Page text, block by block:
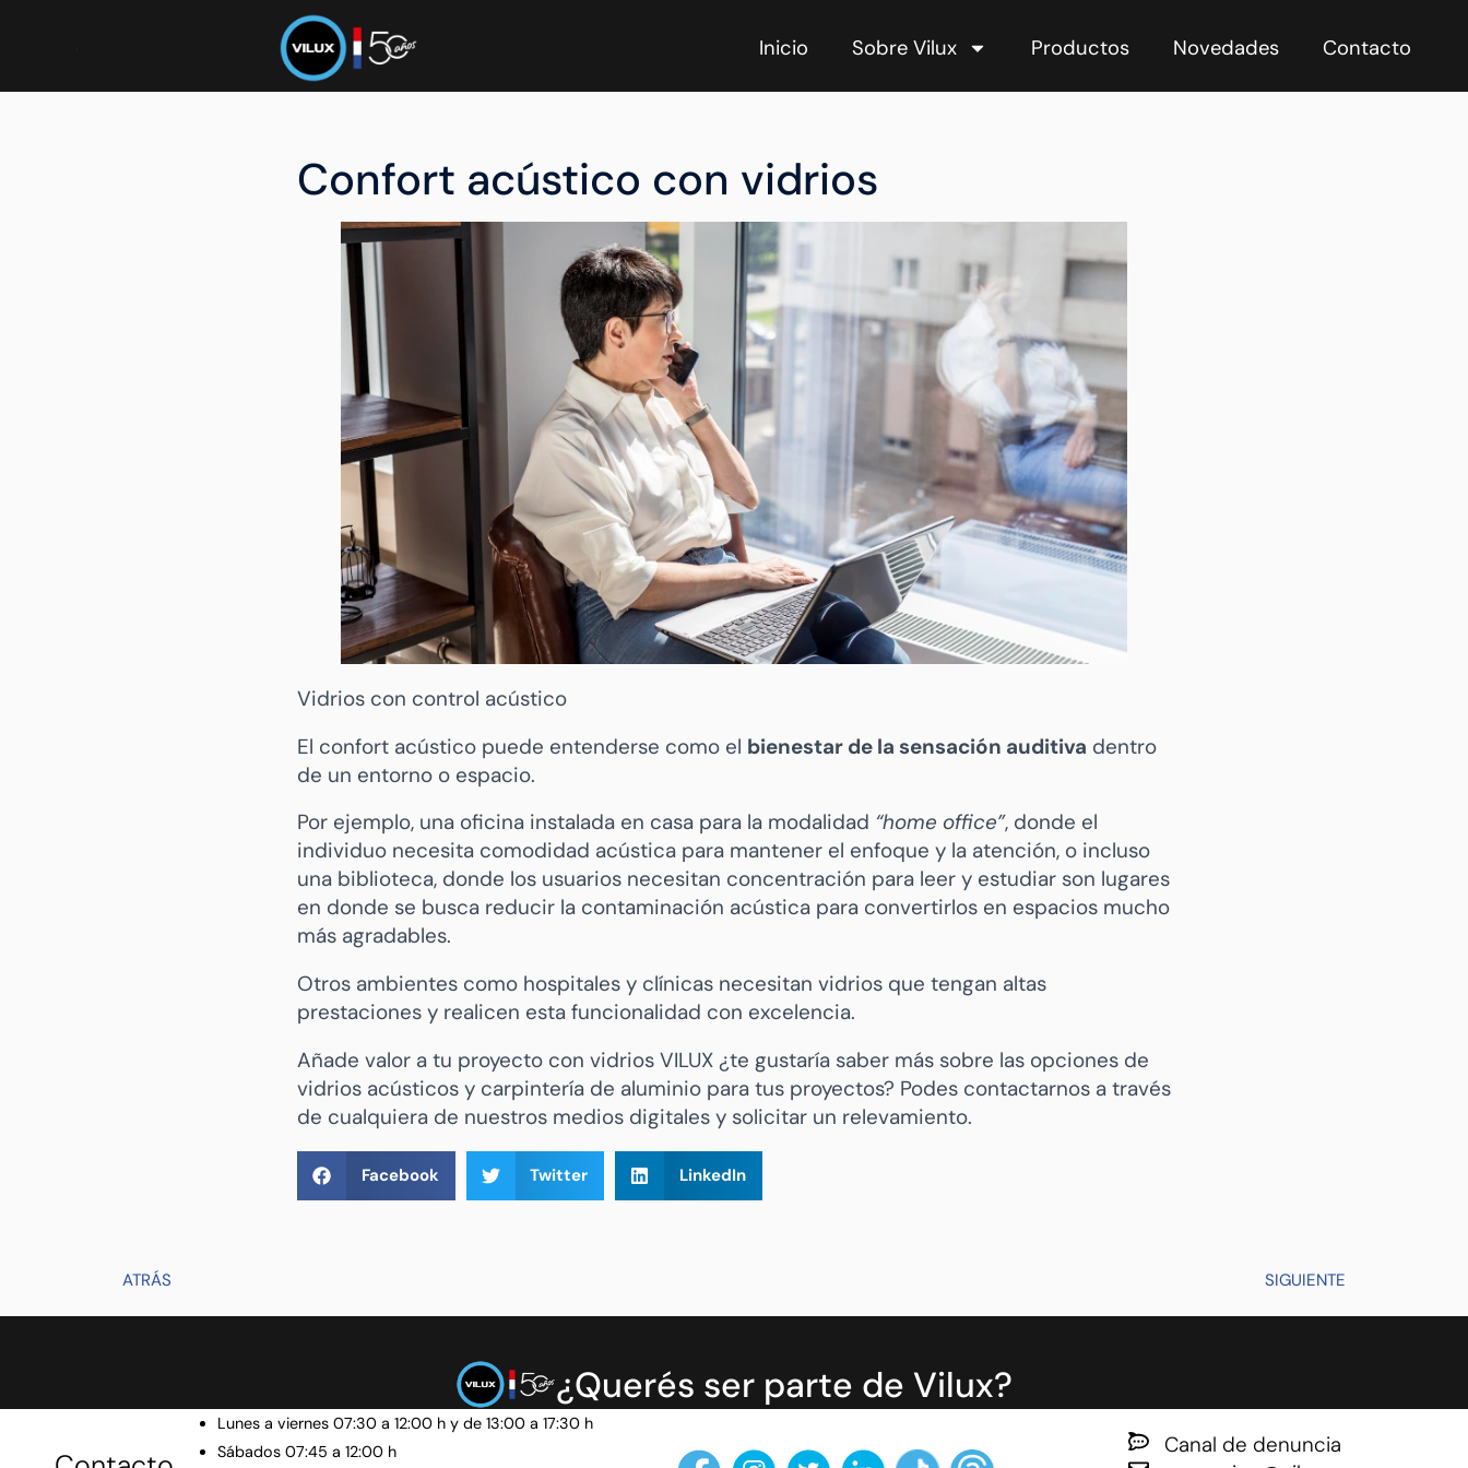
Inicio Sobre Vilux Productos Novedades Contacto
Confort acústico con vidrios
Vidrios con control acústico
El confort acústico puede entenderse como el bienestar de la sensación auditiva dentro
de un entorno o espacio.
Por ejemplo, una oficina instalada en casa para la modalidad “home office”, donde el
individuo necesita comodidad acústica para mantener el enfoque y la atención, o incluso
una biblioteca, donde los usuarios necesitan concentración para leer y estudiar son lugares
en donde se busca reducir la contaminación acústica para convertirlos en espacios mucho
más agradables.
Otros ambientes como hospitales y clínicas necesitan vidrios que tengan altas
prestaciones y realicen esta funcionalidad con excelencia.
Añade valor a tu proyecto con vidrios VILUX ¿te gustaría saber más sobre las opciones de
vidrios acústicos y carpintería de aluminio para tus proyectos? Podes contactarnos a través
de cualquiera de nuestros medios digitales y solicitar un relevamiento.
Facebook Twitter LinkedIn
ATRÁS SIGUIENTE
¿Querés ser parte de Vilux?
Lunes a viernes 07:30 a 12:00 h y de 13:00 a 17:30 h
Sábados 07:45 a 12:00 h
Canal de denuncia